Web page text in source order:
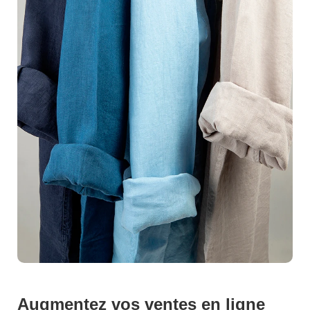
puissant outil de séduction. Notre talent réside dans la
capacité à glorifier vos articles, qu'il s'agisse de mode,
d'électronique, de cosmétiques ou dobjets décoratifs.
Nous savons que chaque produit a une histoire à
raconter et nous savons
comment la capturer
fournissant des images fidèles et attrayantes, nous
aidons votre marque à se démarquer dans un marché
éminemment compétitif
.Collaborer avec nous, c'est
bénéficier d'unservice personnalisé etflawlessdu
début à la fin. Nous nous immergeons dans votre vision
pour créer despackshotsqui non seulement répondent
aux standards les plus exigeants, mais qui surpassent
vos attentes. En soccupant de tous les aspects
techniques, nous vous libérons du temps pour vous
concentrer sur la croissance de votre activité.Votre
succès est notre priorité. Alors, pourquoi attendre ?
besoins. Ensemble, nous transformerons vos produits
Augmentez vos ventes en ligne